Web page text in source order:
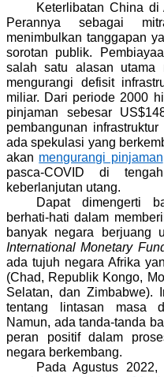
Keterlibatan China
Perannya sebagai
menimbulkan tanggapan
sorotan publik.
salah satu alasan utama
mengurangi defisit
miliar. Dari periode 2000
pinjaman sebesar
pembangunan
ada spekulasi yang
akan mengurangi pinjaman
pasca-COVID di
keberlanjutan utang.
Dapat dimengerti
berhati-hati dalam
banyak negara berjuang
International Monetary
ada tujuh negara Afrika
(Chad, Republik Kongo,
Selatan, dan Zimbabwe).
tentang lintasan masa
Namun, ada tanda-tanda
peran positif dalam
negara berkembang.
Pada Agustus 2022,